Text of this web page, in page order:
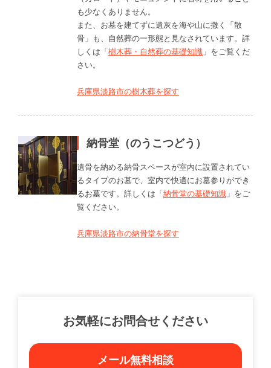
も少なくありません。
また、お墓を建てずに遺灰を海や山に撒く「散
骨」も、自然葬の一形態と見なされています。詳
しくは「樹木葬・自然葬の基礎知識 」をご覧くだ
さい。
兵庫県淡路市の樹木葬を探す
納骨堂（のうこつどう）
遺骨を納める納骨スペースが室内に設置されてい
るタイプのお墓で、室内で快適にお墓参りができ
るお墓です。詳しくは「納骨堂の基礎知識 」をご
覧ください。
兵庫県淡路市の納骨堂を探す
お気軽にお問合せください
メール無料相談